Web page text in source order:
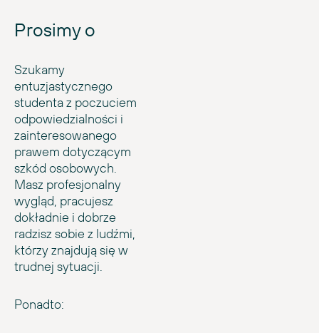
Prosimy o
Szukamy
entuzjastycznego
studenta z poczuciem
odpowiedzialności i
zainteresowanego
prawem dotyczącym
szkód osobowych.
Masz profesjonalny
wygląd, pracujesz
dokładnie i dobrze
radzisz sobie z ludźmi,
którzy znajdują się w
trudnej sytuacji.
Ponadto: